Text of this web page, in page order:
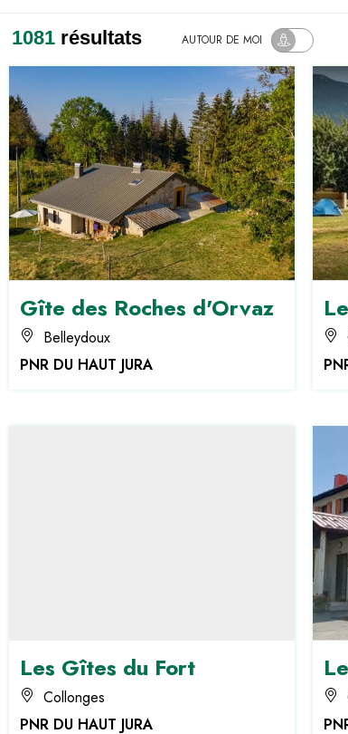
1081 résultats AUTOUR DE MOI
Gîte des Roches d'Orvaz
Belleydoux
PNR DU HAUT JURA
Les Gîtes du Fort
Collonges
PNR DU HAUT JURA